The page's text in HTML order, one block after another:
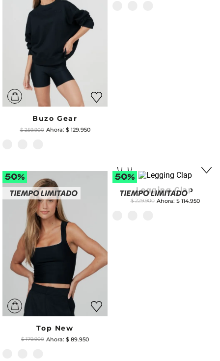
Buzo Gear
$ 259.900 $ 129.950
Top New
$ 179.900 $ 89.950
Legging Clap
$ 229.900 $ 114.950